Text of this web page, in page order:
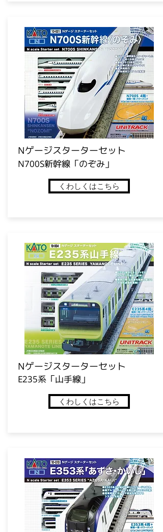
​Nゲージスターターセット
N700S新幹線「のぞみ」
くわしくはこちら
​Nゲージスターターセット
E235系「山手線」
くわしくはこちら